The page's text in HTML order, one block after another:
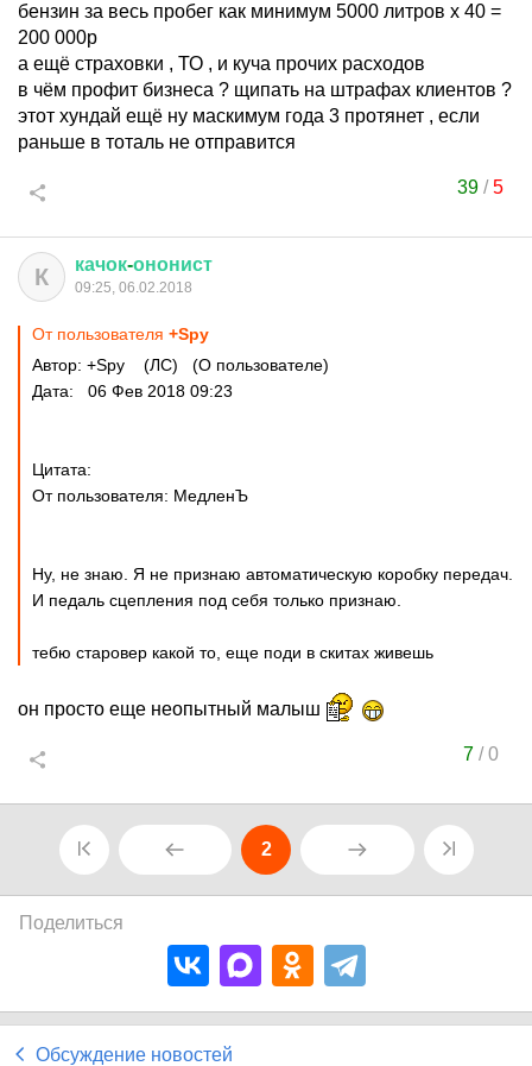
бензин за весь пробег как минимум 5000 литров х 40 =
200 000р
а ещё страховки , ТО , и куча прочих расходов
в чём профит бизнеса ? щипать на штрафах клиентов ?
этот хундай ещё ну маскимум года 3 протянет , если
раньше в тоталь не отправится
39 /5
К качок-ононист
09:25, 06.02.2018
От пользователя +Spy
Автор: +Spy (ЛС) (О пользователе)
Дата: 06 Фев 2018 09:23
Цитата:
От пользователя: МедленЪ
Ну, не знаю. Я не признаю автоматическую коробку передач.
И педаль сцепления под себя только признаю.
тебю старовер какой то, еще поди в скитах живешь
он просто еще неопытный малыш
7/0
2
Поделиться
Обсуждение новостей